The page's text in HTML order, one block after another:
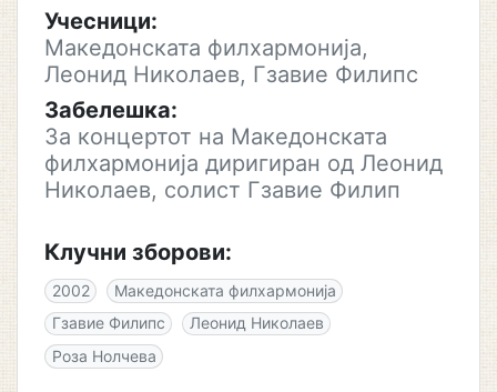
Учесници:
Македонската филхармонија,
Леонид Николаев, Гзавие Филипс
Забелешка:
За концертот на Македонската
филхармонија диригиран од Леонид
Николаев, солист Гзавие Филип
Клучни зборови:
2002
Македонската филхармонија
Гзавие Филипс
Леонид Николаев
Роза Нолчева